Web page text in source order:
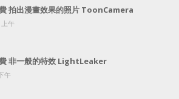
拍出漫畫效果的照片 ToonCamera
上午
非一般的特效 LightLeaker
午